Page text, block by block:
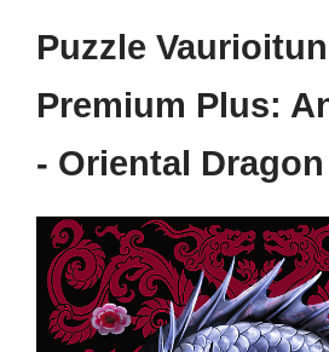
Puzzle
Premium Plus:
- Oriental Dragon